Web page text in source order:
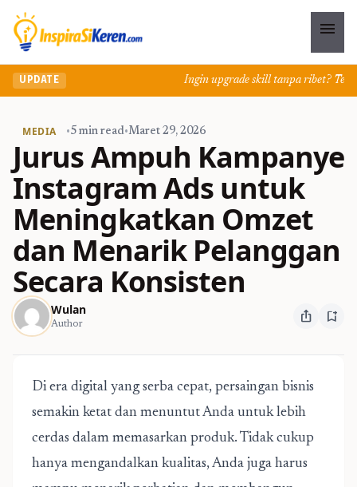
menu
UPDATE Ingin upgrade skill tanpa ribet?
MEDIA •5 min read•Maret 29, 2026
Jurus Ampuh Kampanye
Instagram Ads untuk
Meningkatkan Omzet
dan Menarik Pelanggan
Secara Konsisten
Wulan
Author ios_share bookmark_add
Di era digital yang serba cepat, persaingan bisnis
semakin ketat dan menuntut Anda untuk lebih
cerdas dalam memasarkan produk. Tidak cukup
hanya mengandalkan kualitas, Anda juga harus